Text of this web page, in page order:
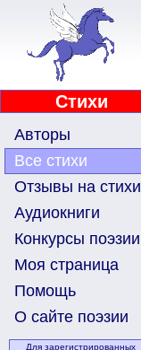
Стихи
Авторы
Все стихи
Отзывы на стихи
Аудиокниги
Конкурсы поэзии
Моя страница
Помощь
О сайте поэзии
Для зарегистрированных